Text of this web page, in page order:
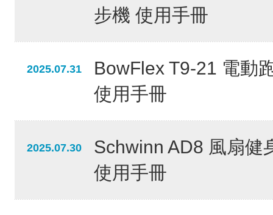
步機 使用手冊
2025.07.31
BowFlex T9-21 電動
使用手冊
2025.07.30
Schwinn AD8 風扇健
使用手冊